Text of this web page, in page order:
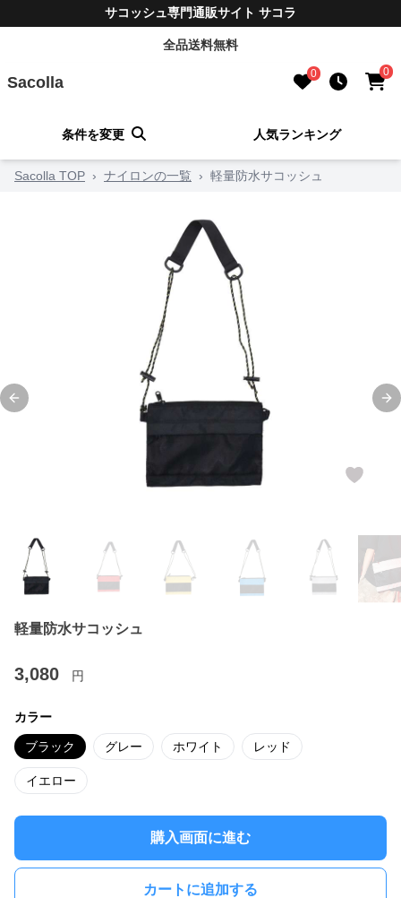
サコッシュ専門通販サイト サコラ
全品送料無料
Sacolla 0 0
条件を変更 人気ランキング
Sacolla TOP › ナイロンの一覧 › 軽量防水サコッシュ
Previous slide
軽量防水サコッシュ
3,080 円
カラー
ブラック グレー ホワイト レッド
イエロー
購入画面に進む
カートに追加する